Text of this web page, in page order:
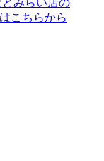
みらい店の
こちらから